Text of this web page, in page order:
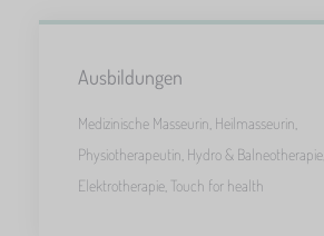
Ausbildungen
Medizinische Masseurin, Heilmasseurin,
Physiotherapeutin, Hydro & Balneotherapie,
Elektrotherapie, Touch for health